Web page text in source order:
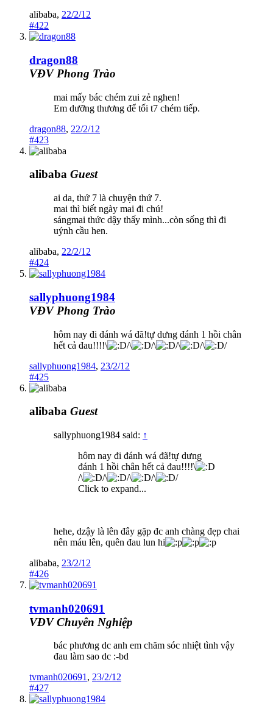
alibaba, 22/2/12
#422
dragon88
VĐV Phong Trào
mai mấy bác chém zui zẻ nghen!
Em dưỡng thương để tối t7 chém tiếp.
dragon88, 22/2/12
#423
alibaba Guest
ai da, thứ 7 là chuyện thứ 7.
mai thì biết ngày mai đi chú!
sángmai thức dậy thấy mình...còn sống thì đi
uýnh cầu hen.
alibaba, 22/2/12
#424
sallyphuong1984
VĐV Phong Trào
hôm nay đi đánh wá đã!tự dưng đánh 1 hồi chân
hết cả đau!!!!\
/\ /\ /\ /\
/
sallyphuong1984, 23/2/12
#425
alibaba Guest
sallyphuong1984 said: ↑
hôm nay đi đánh wá đã!tự dưng
đánh 1 hồi chân hết cả đau!!!!\
/\
/\ /\ /\
/
Click to expand...
hehe, dzậy là lên đây gặp đc anh chàng đẹp chai
nên máu lên, quên đau lun hi
alibaba, 23/2/12
#426
tvmanh020691
VĐV Chuyên Nghiệp
bác phương dc anh em chăm sóc nhiệt tình vậy
đau làm sao dc :-bd
tvmanh020691 , 23/2/12
#427